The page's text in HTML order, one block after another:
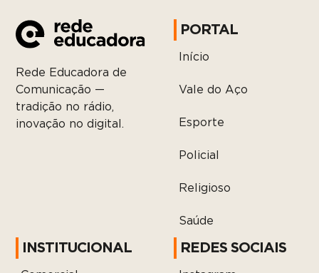
Rede Educadora de
Comunicação —
tradição no rádio,
inovação no digital.
PORTAL
Início
Vale do Aço
Esporte
Policial
Religioso
Saúde
INSTITUCIONAL REDES SOCIAIS